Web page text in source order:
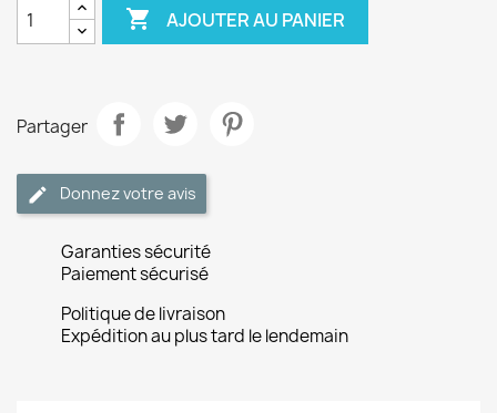
 AJOUTER AU PANIER
Partager
Donnez votre avis
Garanties sécurité
Paiement sécurisé
Politique de livraison
Expédition au plus tard le lendemain